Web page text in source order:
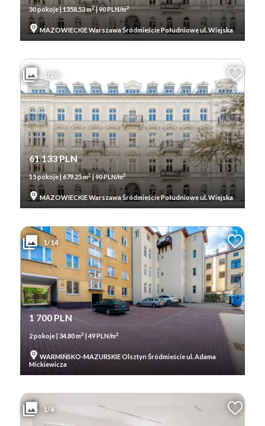
30 pokoje | 1358.53 m2| 90 PLN/m2
MAZOWIECKIE Warszawa Śródmieście Południowe ul. Wiejska
1/20
61 133 PLN
15 pokoje | 679.25 m2| 90 PLN/m2
MAZOWIECKIE Warszawa Śródmieście Południowe ul. Wiejska
1/14
1 700 PLN
2 pokoje | 34.80 m2 | 49 PLN/m2
WARMIŃSKO-MAZURSKIE Olsztyn Śródmieście ul. Adama
Mickiewicza
1/6